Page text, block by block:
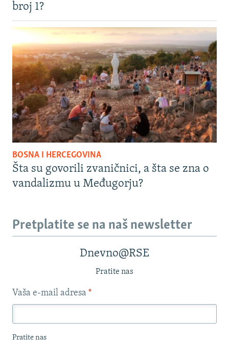
broj 1?
BOSNA I HERCEGOVINA
Šta su govorili zvaničnici, a šta se zna o
vandalizmu u Međugorju?
Pretplatite se na naš newsletter
Dnevno@RSE
Pratite nas
Vaša e-mail adresa *
Pratite nas